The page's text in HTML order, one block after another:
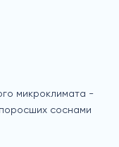
микроклимата -
соснами